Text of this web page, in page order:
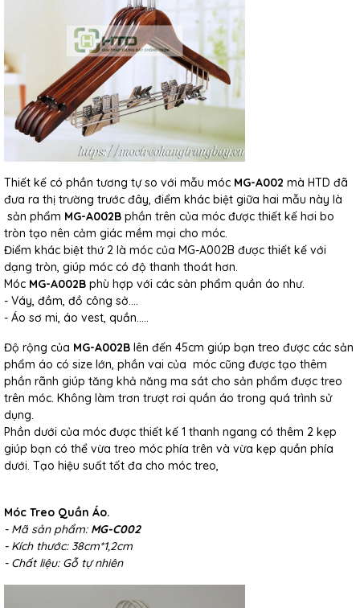
Thiết kế có phần tương tự so với mẫu móc MG-A002 mà HTD đã
đưa ra thị trường trước đây, điểm khác biệt giữa hai mẫu này là
sản phẩm MG-A002B phần trên của móc được thiết kế hơi bo
tròn tạo nên cảm giác mềm mại cho móc.
Điểm khác biệt thứ 2 là móc của MG-A002B được thiết kế với
dạng tròn, giúp móc có độ thanh thoát hơn.
Móc MG-A002B phù hợp với các sản phẩm quần áo như.
- Váy, đầm, đồ công sở....
- Áo sơ mi, áo vest, quần.....
Độ rộng của MG-A002B lên đến 45cm giúp bạn treo được các sản
phẩm áo có size lớn, phần vai của móc cũng được tạo thêm
phần rãnh giúp tăng khả năng ma sát cho sản phẩm được treo
trên móc. Không làm trơn trượt rơi quần áo trong quá trình sử
dụng.
Phần dưới của móc được thiết kế 1 thanh ngang có thêm 2 kẹp
giúp bạn có thể vừa treo móc phía trên và vừa kẹp quần phía
dưới. Tạo hiệu suất tốt đa cho móc treo,
Móc Treo Quần Áo.
- Mã sản phẩm: MG-C002
- Kích thước: 38cm*1,2cm
- Chất liệu: Gỗ tự nhiên